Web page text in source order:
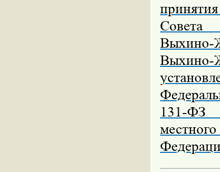
Совета
Выхино-
131-ФЗ